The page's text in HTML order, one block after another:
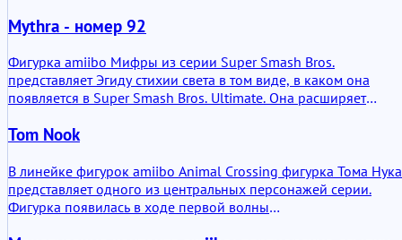
заключается в функциональности в совместимых играх,
контента, связанного с персонажем. Это функциональная
фигурка NFC, а не декоративный объект со скрытой
механикой. Технология внутри позволяет взаимодействовать
Mythra - номер 92
Фигурка amiibo Мифры из серии Super Smash Bros.
представляет Эгиду стихии света в том виде, в каком она
появляется в Super Smash Bros. Ultimate. Она расширяет
профиль данных бойца, который можно обучать, сохранять и
в украшении, но и в функциональности: фигурка становится
обучающимся ИИ-партнером, который развивается на
взаимодействия с игроком.
Tom Nook
В линейке фигурок amiibo Animal Crossing фигурка Тома Нука
представляет одного из центральных персонажей серии.
Фигурка появилась в ходе первой волны